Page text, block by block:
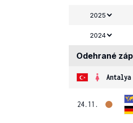
2025
2024
Odehrané
24.11.